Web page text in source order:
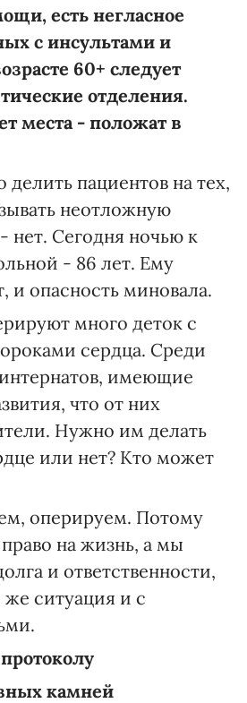
есть негласное
с инсультами и
60+ следует
отделения.
места - положат в
пациентов на тех,
неотложную
нет. Сегодня ночью к
- 86 лет. Ему
и опасность миновала.
много деток с
сердца. Среди
имеющие
что от них
Нужно им делать
или нет? Кто может
оперируем. Потому
на жизнь, а мы
и ответственности,
же ситуация и с
камней